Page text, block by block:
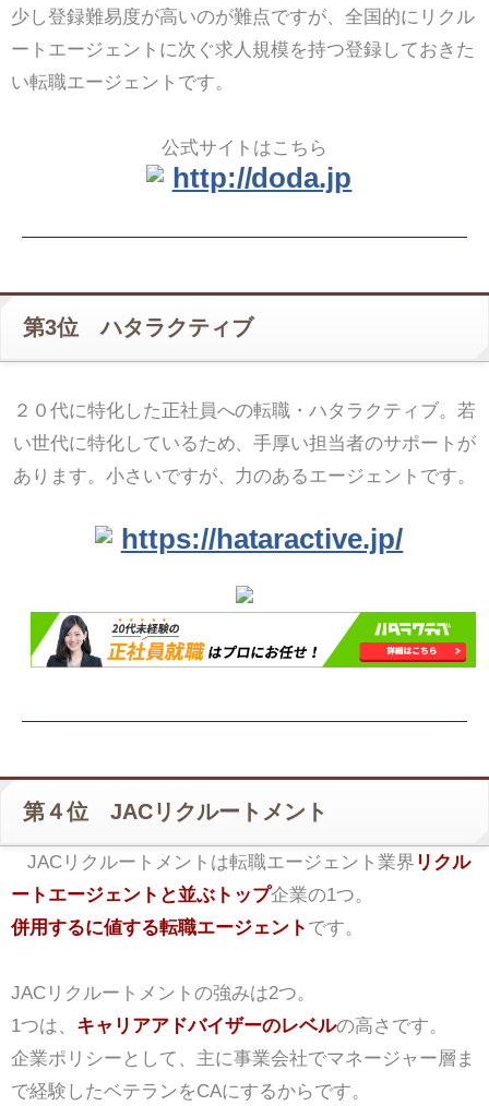
少し登録難易度が高いのが難点ですが、全国的にリクル
ートエージェントに次ぐ求人規模を持つ登録しておきた
い転職エージェントです。
公式サイトはこちら
http://doda.jp
第3位 ハタラクティブ
２０代に特化した正社員への転職・ハタラクティブ。若
い世代に特化しているため、手厚い担当者のサポートが
あります。小さいですが、力のあるエージェントです。
https://hataractive.jp/
第４位 JACリクルートメント
JACリクルートメントは転職エージェント業界 リクル
ートエージェントと並ぶトップ企業の1つ。
併用するに値する転職エージェント です。
JACリクルートメントの強みは2つ。
1つは、 キャリアアドバイザーのレベルの高さです。
企業ポリシーとして、主に事業会社でマネージャー層ま
で経験したベテランをCAにするからです。